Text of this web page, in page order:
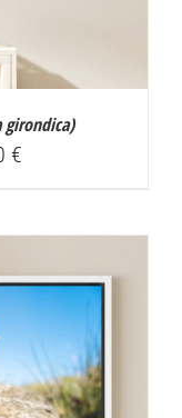
girondica)
€Plage
à
130,00 €